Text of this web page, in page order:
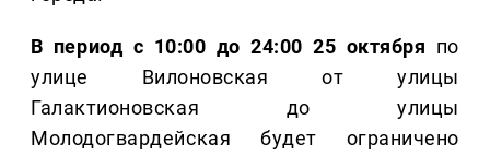
В период с 10:00 до 24:00 25 октября по
улице Вилоновская от улицы
Галактионовская до улицы
Молодогвардейская будет ограничено